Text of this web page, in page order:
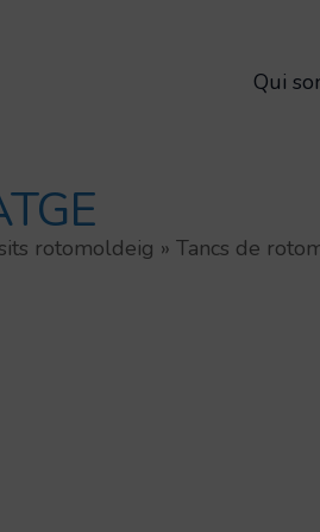
Qui
rotomoldeig »Tancs de